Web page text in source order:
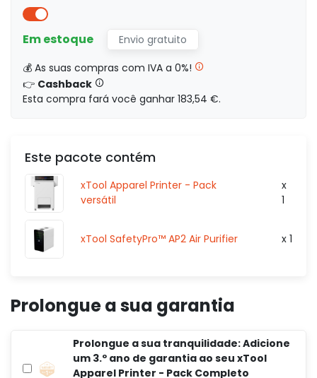
6 814,00 €
7 461,00 €
Em estoque
Envio gratuito
💰 As suas compras com IVA a 0%!
👉 Cashback
Esta compra fará você ganhar 183,54 €.
Este pacote contém
xTool Apparel Printer - Pack
versátil
x
1
xTool SafetyPro™ AP2 Air Purifier x 1
Prolongue a sua garantia
Prolongue a sua tranquilidade: Adicione
um 3.º ano de garantia ao seu xTool
Apparel Printer - Pack Completo